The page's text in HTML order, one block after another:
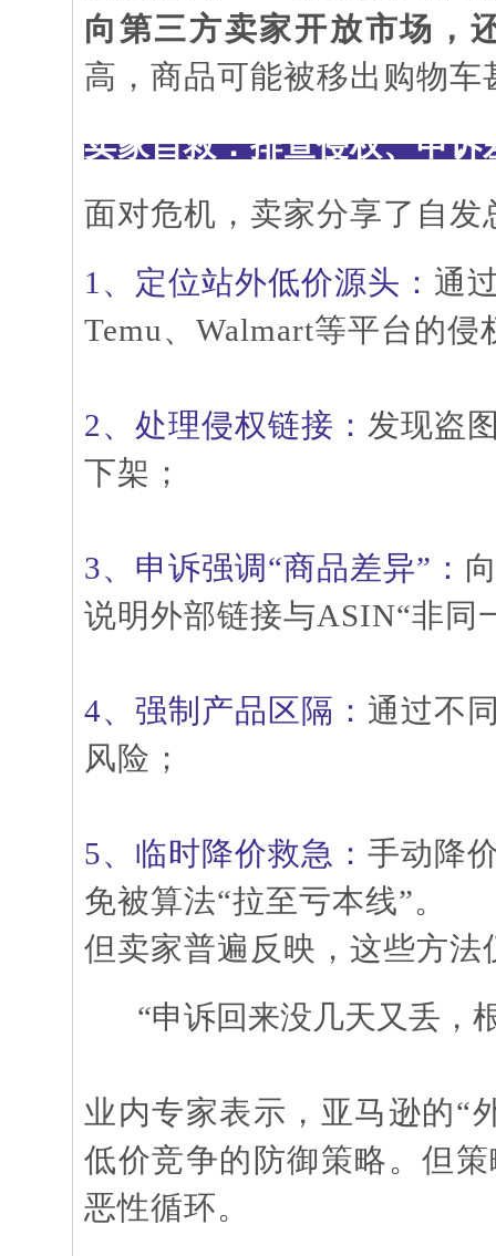
向第三方卖家开放市场，
高，商品可能被移出购物车
卖家自救：排查侵权、申
面对危机，卖家分享了自发
1、定位站外低价源头： 通
Temu、Walmart等平台的侵
2、处理侵权链接： 发现盗
下架；
3、申诉强调“商品差异”：
说明外部链接与ASIN“非同
4、强制产品区隔： 通过不
风险；
5、临时降价救急： 手动降
免被算法“拉至亏本线”。
但卖家普遍反映，这些方法
“申诉回来没几天又丢，
业内专家表示，亚马逊的“
低价竞争的防御策略。但
恶性循环。